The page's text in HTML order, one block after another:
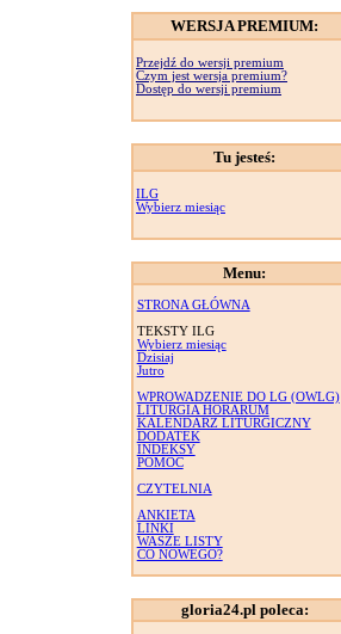
WERSJA PREMIUM:
Przejdź do wersji premium
Czym jest wersja premium?
Dostęp do wersji premium
Tu jesteś:
ILG
Wybierz miesiąc
Menu:
STRONA GŁÓWNA
TEKSTY ILG
Wybierz miesiąc
Dzisiaj
Jutro
WPROWADZENIE DO LG (OWLG)
LITURGIA HORARUM
KALENDARZ LITURGICZNY
DODATEK
INDEKSY
POMOC
CZYTELNIA
ANKIETA
LINKI
WASZE LISTY
CO NOWEGO?
gloria24.pl poleca: